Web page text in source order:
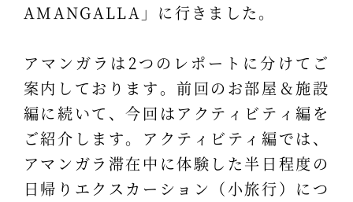
AMANGALLA」に行きました。
アマンガラは2つのレポートに分けてご
案内しております。前回のお部屋＆施設
編に続いて、今回はアクティビティ編を
ご紹介します。アクティビティ編では、
アマンガラ滞在中に体験した半日程度の
日帰りエクスカーション（小旅行）につ